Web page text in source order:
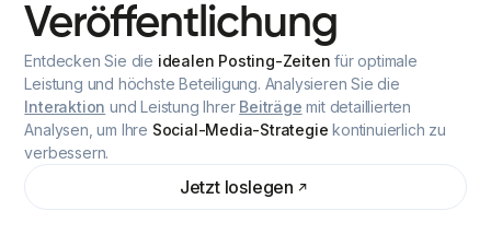
Veröffentlichung
Entdecken Sie die idealen Posting-Zeiten für optimale
Leistung und höchste Beteiligung. Analysieren Sie die
Interaktion und Leistung Ihrer Beiträge mit detaillierten
Analysen, um Ihre Social-Media-Strategie kontinuierlich zu
verbessern.
Jetzt loslegen